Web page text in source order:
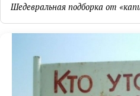
Шедевральная подборка от